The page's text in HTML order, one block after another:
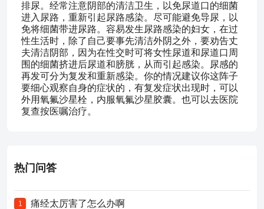
排尿。经常注意阴部的清洁卫生，以免尿道口的细菌
进入尿路，重新引起尿路感染。尽可能避免导尿，以
免将细菌带进尿路。容易发生尿路感染的妇女，在过
性生活时，除了自己要事先清洁外阴之外，要劝告丈
夫清洁阴部，因为在性交时可将女性尿道和尿道口周
围的细菌挤进后尿道和膀胱，从而引起感染。尿感的
再发可分为复发和重新感染。你的情况建议你这阵子
要细心观察自身的症状的，有复发症状出现时，可以
外用氧氟沙星栓，内服氧氟沙星胶囊。也可以去医院
复查按医嘱治疗。
热门问答
1 痛经太厉害了怎么办啊